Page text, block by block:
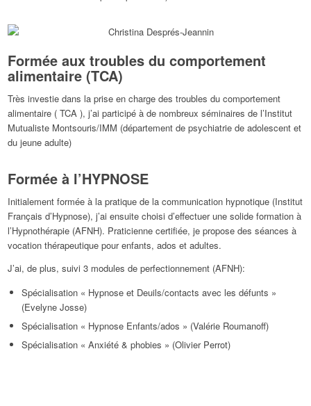
Formée aux troubles du comportement
alimentaire (TCA)
Très investie dans la prise en charge des troubles du comportement
alimentaire ( TCA ), j’ai participé à de nombreux séminaires de l’Institut
Mutualiste Montsouris/IMM (département de psychiatrie de adolescent et
du jeune adulte)
Formée à l’HYPNOSE
Initialement formée à la pratique de la communication hypnotique (Institut
Français d’Hypnose), j’ai ensuite choisi d’effectuer une solide formation à
l’Hypnothérapie (AFNH). Praticienne certifiée, je propose des séances à
vocation thérapeutique pour enfants, ados et adultes.
J’ai, de plus, suivi 3 modules de perfectionnement (AFNH):
Spécialisation « Hypnose et Deuils/contacts avec les défunts »
(Evelyne Josse)
Spécialisation « Hypnose Enfants/ados » (Valérie Roumanoff)
Spécialisation « Anxiété & phobies » (Olivier Perrot)